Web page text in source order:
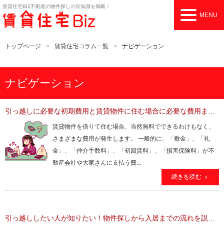
賃貸住宅BIZ不動産の物件探しの豆知識を掲載！
MENU
トップページ 賃貸住宅コラム一覧 ナビゲーション
ナビゲーション
賃貸物件を借りて住む場合、当然無料でできるわけもなく、
さまざまな費用が発生します。 一般的に、「敷金」、「礼
金」、「仲介手数料」、「初回賃料」、「損害保険料」が不
動産会社や大家さんに支払う費...
続きを読む